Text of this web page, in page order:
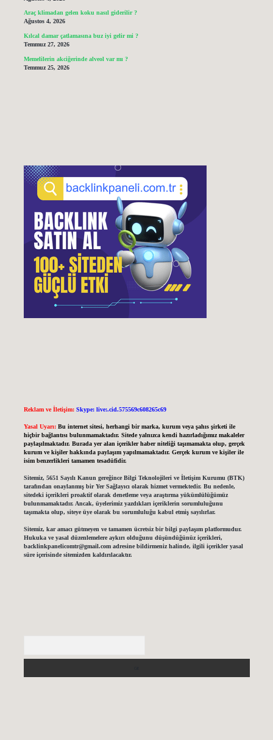
Araç klimadan gelen koku nasıl giderilir ?
Ağustos 4, 2026
Kılcal damar çatlamasına buz iyi gelir mi ?
Temmuz 27, 2026
Memelilerin akciğerinde alveol var mı ?
Temmuz 25, 2026
Reklam ve İletişim: Skype: live:.cid.575569c608265c69
Yasal Uyarı: Bu internet sitesi, herhangi bir marka, kurum veya şahıs şirketi ile
hiçbir bağlantısı bulunmamaktadır. Sitede yalnızca kendi hazırladığımız makaleler
paylaşılmaktadır. Burada yer alan içerikler haber niteliği taşımamakta olup, gerçek
kurum ve kişiler hakkında paylaşım yapılmamaktadır. Gerçek kurum ve kişiler ile
isim benzerlikleri tamamen tesadüfidir.
Sitemiz, 5651 Sayılı Kanun gereğince Bilgi Teknolojileri ve İletişim Kurumu (BTK)
tarafından onaylanmış bir Yer Sağlayıcı olarak hizmet vermektedir. Bu nedenle,
sitedeki içerikleri proaktif olarak denetleme veya araştırma yükümlülüğümüz
bulunmamaktadır. Ancak, üyelerimiz yazdıkları içeriklerin sorumluluğunu
taşımakta olup, siteye üye olarak bu sorumluluğu kabul etmiş sayılırlar.
Sitemiz, kar amacı gütmeyen ve tamamen ücretsiz bir bilgi paylaşım platformudur.
Hukuka ve yasal düzenlemelere aykırı olduğunu düşündüğünüz içerikleri,
backlinkpanelicomtr@gmail.comadresine bildirmeniz halinde, ilgili içerikler yasal
süre içerisinde sitemizden kaldırılacaktır.